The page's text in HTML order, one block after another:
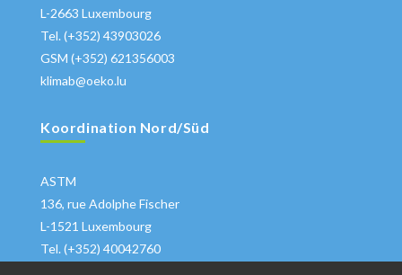
L-2663 Luxembourg
Tel. (+352) 43903026
GSM (+352) 621356003
klimab@oeko.lu
Koordination Nord/Süd
ASTM
136, rue Adolphe Fischer
L-1521 Luxembourg
Tel. (+352) 40042760